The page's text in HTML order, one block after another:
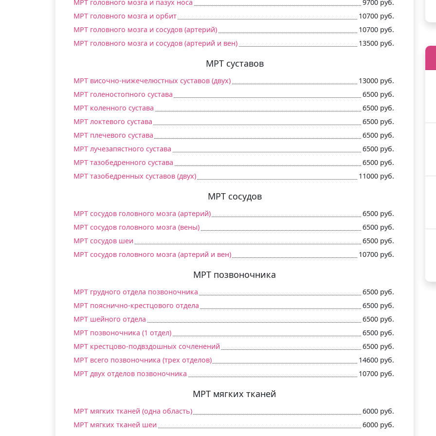
МРТ головного мозга и пазух носа
9700 руб.
МРТ головного мозга и орбит
10700 руб.
МРТ головного мозга и сосудов (артерий)
10700 руб.
МРТ головного мозга и сосудов (артерий и вен)
13500 руб.
МРТ суставов
МРТ височно-нижечелюстных суставов (двух)
13000 руб.
МРТ голеностопного сустава
6500 руб.
МРТ коленного сустава
6500 руб.
МРТ локтевого сустава
6500 руб.
МРТ плечевого сустава
6500 руб.
МРТ лучезапястного сустава
6500 руб.
МРТ тазобедренного сустава
6500 руб.
МРТ тазобедренных суставов (двух)
11000 руб.
МРТ сосудов
МРТ сосудов головного мозга (артерий)
6500 руб.
МРТ сосудов головного мозга (вены)
6500 руб.
МРТ сосудов шеи
6500 руб.
МРТ сосудов головного мозга (артерий и вен)
10700 руб.
МРТ позвоночника
МРТ грудного отдела позвоночника
6500 руб.
МРТ пояснично-крестцового отдела
6500 руб.
МРТ шейного отдела
6500 руб.
МРТ позвоночника (1 отдел)
6500 руб.
МРТ крестцово-подвздошных сочленений
6500 руб.
МРТ всего позвоночника (трех отделов)
14600 руб.
МРТ двух отделов позвоночника
10700 руб.
МРТ мягких тканей
МРТ мягких тканей (одна область)
6000 руб.
МРТ мягких тканей шеи
6000 руб.